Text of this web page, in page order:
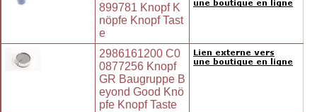
899781 Knopf K
nöpfe Knopf Tast
e
2986161200 C0
0877256 Knopf
GR Baugruppe B
eyond Good Knö
pfe Knopf Taste